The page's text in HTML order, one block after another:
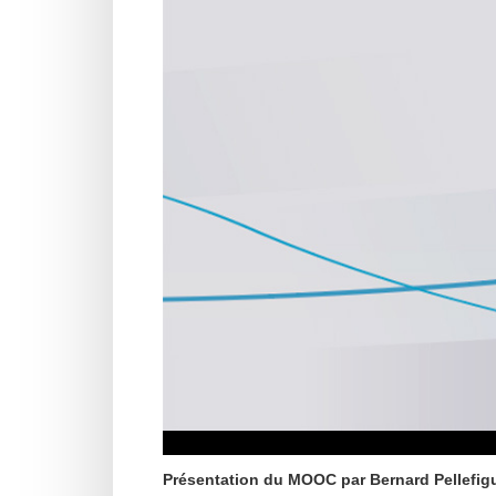
Présentation du MOOC par Bernard